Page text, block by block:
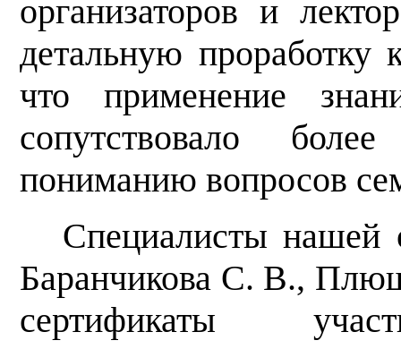
организаторов и
детальную проработку
что применение
сопутствовало
пониманию вопросов
Специалисты
Баранчикова С. В.,
сертификаты